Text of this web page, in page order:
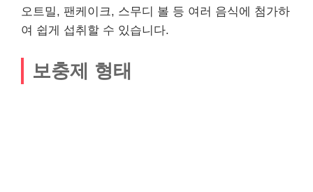
오트밀, 팬케이크, 스무디 볼 등 여러 음식에 첨가하
여 쉽게 섭취할 수 있습니다.
보충제 형태